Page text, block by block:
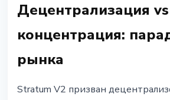
Децентрализация vs
концентрация:
рынка
Stratum V2 призван